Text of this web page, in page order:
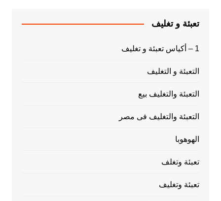
تعبئة و تغليف
1 – أكياس تعبئة و تغليف
التعبئة و التغليف
التعبئة والتغليف بيع
التعبئة والتغليف فى مصر
الهوهوبا
تعبئة وتغلف
تعبئة وتغليف